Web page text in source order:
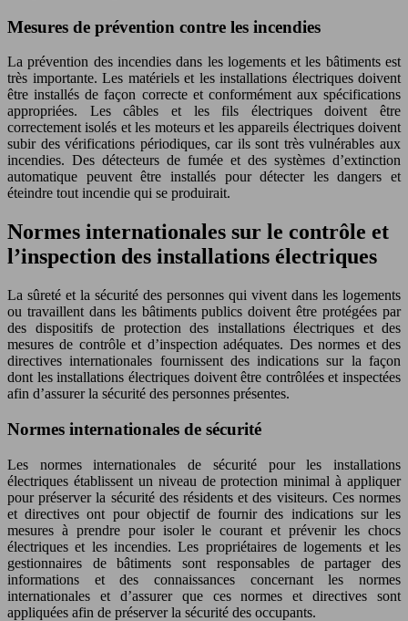
Mesures de prévention contre les incendies
La prévention des incendies dans les logements et les bâtiments est
très importante. Les matériels et les installations électriques doivent
être installés de façon correcte et conformément aux spécifications
appropriées. Les câbles et les fils électriques doivent être
correctement isolés et les moteurs et les appareils électriques doivent
subir des vérifications périodiques, car ils sont très vulnérables aux
incendies. Des détecteurs de fumée et des systèmes d’extinction
automatique peuvent être installés pour détecter les dangers et
éteindre tout incendie qui se produirait.
Normes internationales sur le contrôle et
l’inspection des installations électriques
La sûreté et la sécurité des personnes qui vivent dans les logements
ou travaillent dans les bâtiments publics doivent être protégées par
des dispositifs de protection des installations électriques et des
mesures de contrôle et d’inspection adéquates. Des normes et des
directives internationales fournissent des indications sur la façon
dont les installations électriques doivent être contrôlées et inspectées
afin d’assurer la sécurité des personnes présentes.
Normes internationales de sécurité
Les normes internationales de sécurité pour les installations
électriques établissent un niveau de protection minimal à appliquer
pour préserver la sécurité des résidents et des visiteurs. Ces normes
et directives ont pour objectif de fournir des indications sur les
mesures à prendre pour isoler le courant et prévenir les chocs
électriques et les incendies. Les propriétaires de logements et les
gestionnaires de bâtiments sont responsables de partager des
informations et des connaissances concernant les normes
internationales et d’assurer que ces normes et directives sont
appliquées afin de préserver la sécurité des occupants.